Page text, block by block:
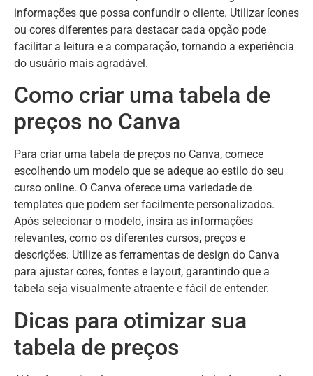
informações que possa confundir o cliente. Utilizar ícones
ou cores diferentes para destacar cada opção pode
facilitar a leitura e a comparação, tornando a experiência
do usuário mais agradável.
Como criar uma tabela de
preços no Canva
Para criar uma tabela de preços no Canva, comece
escolhendo um modelo que se adeque ao estilo do seu
curso online. O Canva oferece uma variedade de
templates que podem ser facilmente personalizados.
Após selecionar o modelo, insira as informações
relevantes, como os diferentes cursos, preços e
descrições. Utilize as ferramentas de design do Canva
para ajustar cores, fontes e layout, garantindo que a
tabela seja visualmente atraente e fácil de entender.
Dicas para otimizar sua
tabela de preços